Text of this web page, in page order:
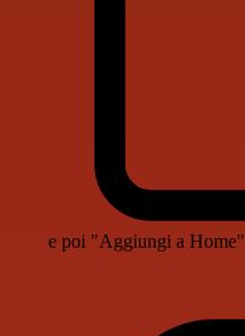
e poi "Aggiungi a Home"